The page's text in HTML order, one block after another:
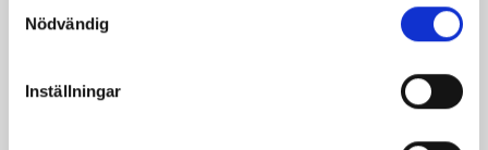
Nödvändig
Inställningar